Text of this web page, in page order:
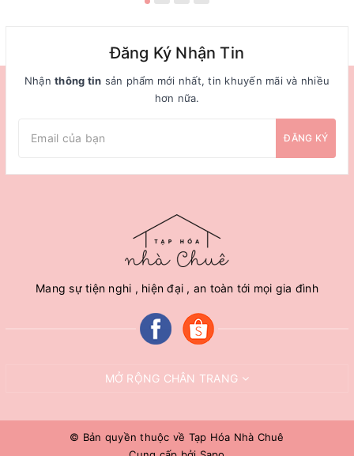
Đăng Ký Nhận Tin
Nhậnthông tin sản phẩm mới nhất, tin khuyến mãi và nhiều
hơn nữa.
ĐĂNG KÝ
Mang sự tiện nghi , hiện đại , an toàn tới mọi gia đình
MỞ RỘNG CHÂN TRANG
© Bản quyền thuộc về Tạp Hóa Nhà Chuê